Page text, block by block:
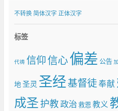
不转换 简体汉字 正体汉字
标签
代祷 信仰信心偏差 公告
地圣灵 圣经基督徒奉献
成圣护教政治救恩 教义